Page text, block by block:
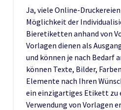
Ja, viele Online-
Möglichkeit der
Bieretiketten anhand von
Vorlagen dienen als
und können je nach Bedarf
können Texte, Bilder,
Elemente nach Ihren
ein einzigartiges Etikett zu
Verwendung von Vorlagen